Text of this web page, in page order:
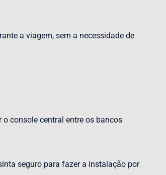
a viagem, sem a necessidade de
console central entre os bancos
seguro para fazer a instalação por